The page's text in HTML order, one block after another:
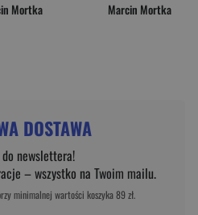
Mortka
Marcin Mortka
DOSTAWA
newslettera!
– wszystko na Twoim mailu.
minimalnej wartości koszyka 89 zł.